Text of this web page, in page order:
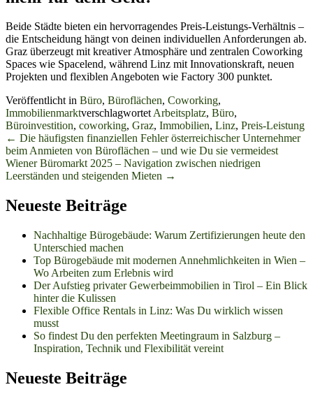
Beide Städte bieten ein hervorragendes Preis-Leistungs-Verhältnis –
die Entscheidung hängt von deinen individuellen Anforderungen ab.
Graz überzeugt mit kreativer Atmosphäre und zentralen Coworking
Spaces wie Spacelend, während Linz mit Innovationskraft, neuen
Projekten und flexiblen Angeboten wie Factory 300 punktet.
Veröffentlicht in Büro, Büroflächen, Coworking,
ImmobilienmarktverschlagwortetArbeitsplatz, Büro,
Büroinvestition, coworking, Graz, Immobilien, Linz, Preis-Leistung
Beitrags-
Navigation
← Die häufigsten finanziellen Fehler österreichischer Unternehmer
beim Anmieten von Büroflächen – und wie Du sie vermeidest
Wiener Büromarkt 2025 – Navigation zwischen niedrigen
Leerständen und steigenden Mieten →
Neueste Beiträge
Nachhaltige Bürogebäude: Warum Zertifizierungen heute den
Unterschied machen
Top Bürogebäude mit modernen Annehmlichkeiten in Wien –
Wo Arbeiten zum Erlebnis wird
Der Aufstieg privater Gewerbeimmobilien in Tirol – Ein Blick
hinter die Kulissen
Flexible Office Rentals in Linz: Was Du wirklich wissen
musst
So findest Du den perfekten Meetingraum in Salzburg –
Inspiration, Technik und Flexibilität vereint
Neueste Beiträge